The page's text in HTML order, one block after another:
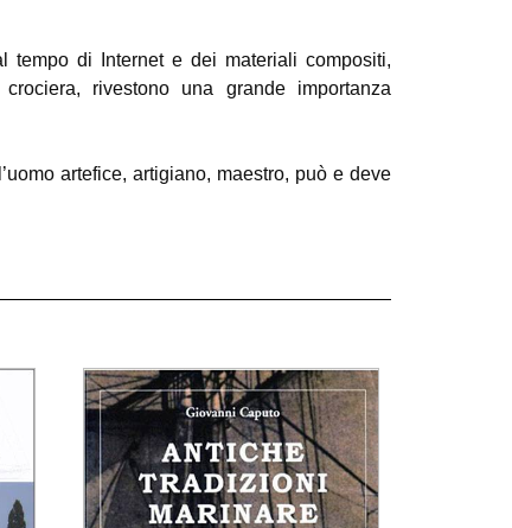
tempo di Internet e dei materiali compositi,
rivestono una grande importanza
artefice, artigiano, maestro, può e deve